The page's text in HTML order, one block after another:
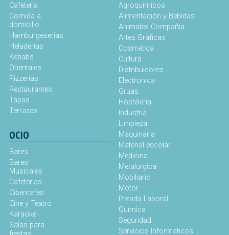
Cafetería
Comida a
domicilio
Hamburgeserias
Heladerias
Kebabs
Orientales
Pizzerias
Restaurantes
Tapas
Terrazas
OCIO
Bares
Bares
Musicales
Cafeterias
Cibercafes
Cine y Teatro
Karaoke
Salas para
Agroquímicos
Alimentación y Bebidas
Animales Compañía
Artes Gráficas
Cosmética
Cultura
Distribuidores
Electronica
Gruas
Hosteleria
Industria
Limpieza
Maquinaria
Material escolar
Medicina
Metalurgica
Mobiliario
Motor
Prenda Laboral
Química
Seguridad
Servicios Informaticos